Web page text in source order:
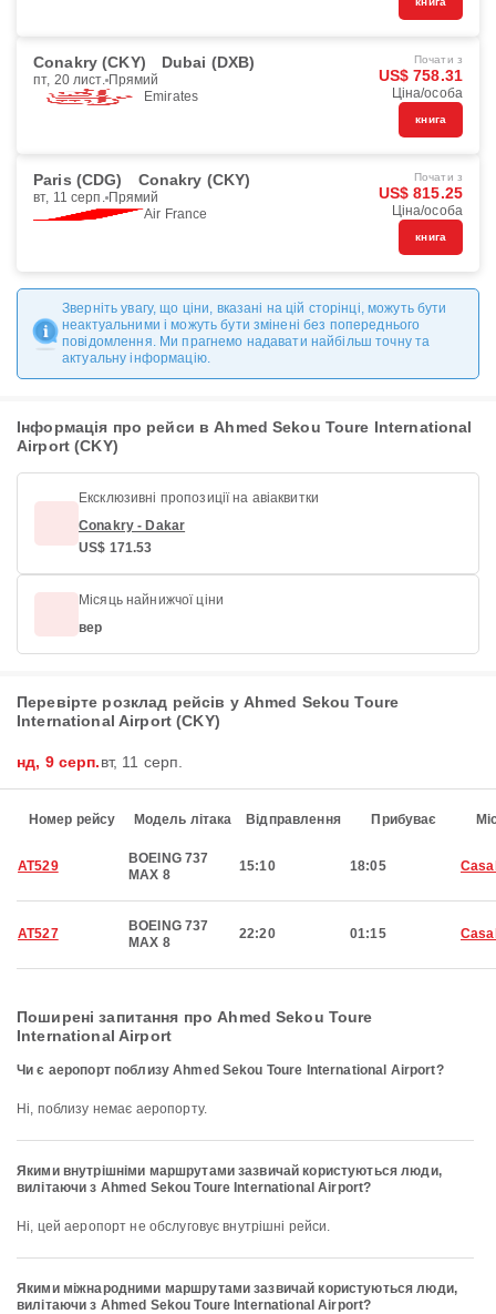
Conakry (CKY) Dubai (DXB)
пт, 20 лист. Прямий
Emirates
Почати з
US$ 758.31
Ціна/особа
книга
Paris (CDG) Conakry (CKY)
вт, 11 серп. Прямий
Air France
Почати з
US$ 815.25
Ціна/особа
книга
Зверніть увагу, що ціни, вказані на цій сторінці, можуть бути
неактуальними і можуть бути змінені без попереднього
повідомлення. Ми прагнемо надавати найбільш точну та
актуальну інформацію.
Інформація про рейси в Ahmed Sekou Toure International
Airport (CKY)
Ексклюзивні пропозиції на авіаквитки
Conakry - Dakar
US$ 171.53
Місяць найнижчої ціни
вер
Перевірте розклад рейсів у Ahmed Sekou Toure
International Airport (CKY)
нд, 9 серп.вт, 11 серп.
Номер рейсу Модель літака Відправлення Прибуває
AT529
BOEING 737
MAX 8
15:10 18:05
AT527
BOEING 737
MAX 8
22:20 01:15
Поширені запитання про Ahmed Sekou Toure
International Airport
Чи є аеропорт поблизу Ahmed Sekou Toure International Airport?
Ні, поблизу немає аеропорту.
Якими внутрішніми маршрутами зазвичай користуються люди,
вилітаючи з Ahmed Sekou Toure International Airport?
Ні, цей аеропорт не обслуговує внутрішні рейси.
Якими міжнародними маршрутами зазвичай користуються люди,
вилітаючи з Ahmed Sekou Toure International Airport?